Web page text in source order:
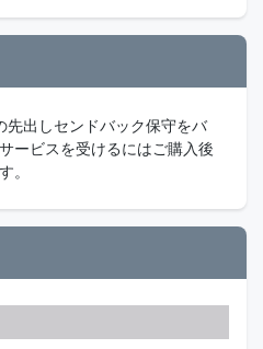
出しセンドバック保守をバ
ービスを受けるにはご購入後
。